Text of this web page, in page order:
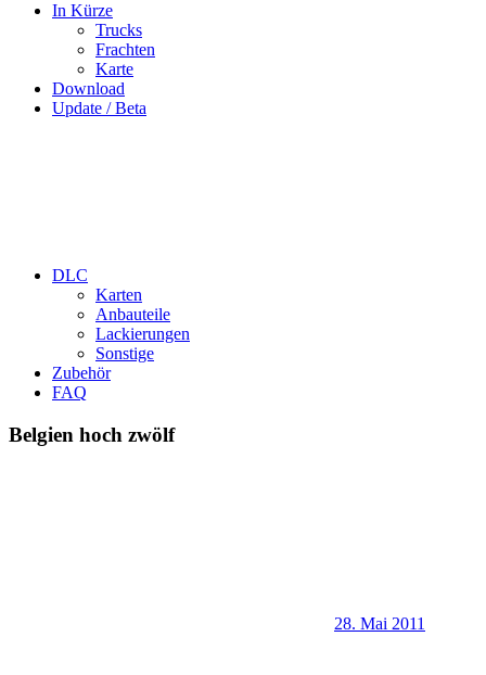
In Kürze
Trucks
Frachten
Karte
Download
Update / Beta
DLC
Karten
Anbauteile
Lackierungen
Sonstige
Zubehör
FAQ
Belgien hoch zwölf
28. Mai 2011